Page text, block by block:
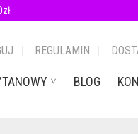
zł
REGULAMIN
BLOG